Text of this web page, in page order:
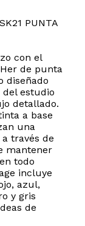
PUNTA
con el
de punta
diseñado
estudio
detallado.
a base
una
través de
mantener
todo
incluye
azul,
y gris
de